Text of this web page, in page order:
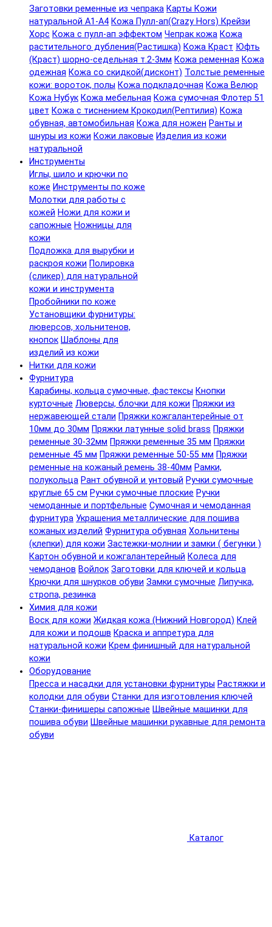
Заготовки ременные из чепрака Карты Кожи
натуральной А1-А4 Кожа Пулл-ап(Crazy Hors) Крейзи
Хорс Кожа с пулл-ап эффектом Чепрак кожа Кожа
растительного дубления(Растишка) Кожа Краст Юфть
(Краст) шорно-седельная т.2-3мм Кожа ременная Кожа
одежная Кожа со скидкой(дисконт) Толстые ременные
кожи: вороток, полы Кожа подкладочная Кожа Велюр
Кожа Нубук Кожа мебельная Кожа сумочная Флотер 51
цвет Кожа с тиснением Крокодил(Рептилия) Кожа
обувная, автомобильная Кожа для ножен Ранты и
шнуры из кожи Кожи лаковые Изделия из кожи
натуральной
Инструменты
Иглы, шило и крючки по
коже Инструменты по коже
Молотки для работы с
кожей Ножи для кожи и
сапожные Ножницы для
кожи
Подложка для вырубки и
раскроя кожи Полировка
(сликер) для натуральной
кожи и инструмента
Пробойники по коже
Установщики фурнитуры:
люверсов, хольнитенов,
кнопок Шаблоны для
изделий из кожи
Нитки для кожи
Фурнитура
Карабины, кольца сумочные, фастексы Кнопки
курточные Люверсы, блочки для кожи Пряжки из
нержавеющей стали Пряжки кожгалантерейные от
10мм до 30мм Пряжки латунные solid brass Пряжки
ременные 30-32мм Пряжки ременные 35 мм Пряжки
ременные 45 мм Пряжки ременные 50-55 мм Пряжки
ременные на кожаный ремень 38-40мм Рамки,
полукольца Рант обувной и унтовый Ручки сумочные
круглые 65 см Ручки сумочные плоские Ручки
чемоданные и портфельные Сумочная и чемоданная
фурнитура Украшения металлические для пошива
кожаных изделий Фурнитура обувная Хольнитены
(клепки) для кожи Застежки-молнии и замки ( бегунки )
Картон обувной и кожгалантерейный Колеса для
чемоданов Войлок Заготовки для ключей и кольца
Крючки для шнурков обуви Замки сумочные Липучка,
стропа, резинка
Химия для кожи
Воск для кожи Жидкая кожа (Нижний Новгород) Клей
для кожи и подошв Краска и аппретура для
натуральной кожи Крем финишный для натуральной
кожи
Оборудование
Пресса и насадки для установки фурнитуры Растяжки и
колодки для обуви Станки для изготовления ключей
Станки-финишеры сапожные Швейные машинки для
пошива обуви Швейные машинки рукавные для ремонта
обуви
Каталог